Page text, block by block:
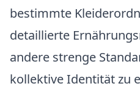
bestimmte
detaillierte
andere strenge
kollektive Identität zu